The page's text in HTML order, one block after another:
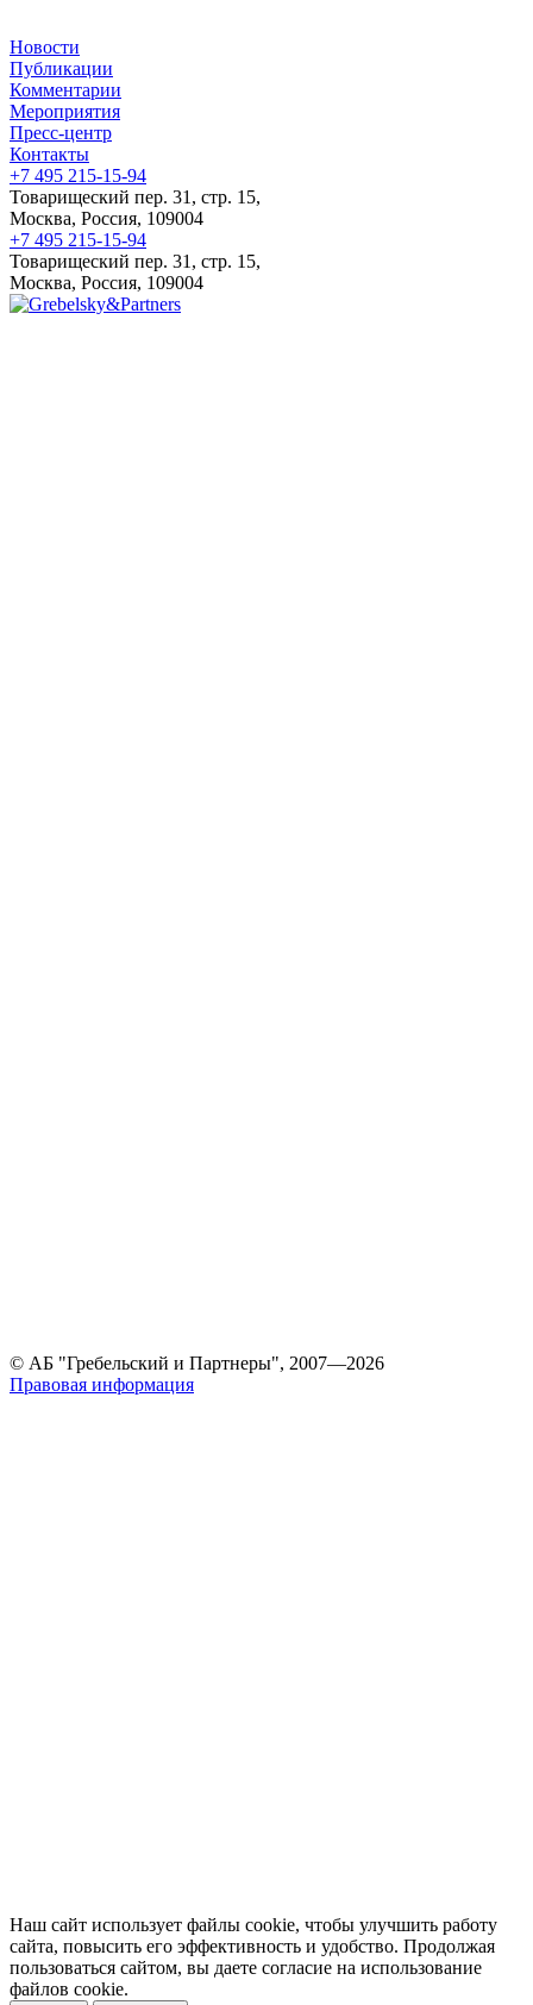
Новости
Публикации
Комментарии
Мероприятия
Пресс-центр
Контакты
+7 495 215-15-94
Товарищеский пер. 31, стр. 15,
Москва, Россия, 109004
+7 495 215-15-94
Товарищеский пер. 31, стр. 15,
Москва, Россия, 109004
© АБ "Гребельский и Партнеры", 2007—2026
Правовая информация
Наш сайт использует файлы cookie, чтобы улучшить работу
сайта, повысить его эффективность и удобство. Продолжая
пользоваться сайтом, вы даете согласие на использование
файлов cookie.